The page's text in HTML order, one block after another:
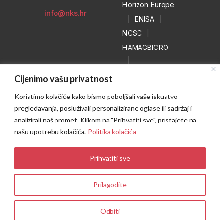
Cijenimo vašu privatnost
Koristimo kolačiće kako bismo poboljšali vaše iskustvo
pregledavanja, posluživali personalizirane oglase ili sadržaj i
analizirali naš promet. Klikom na "Prihvatiti sve", pristajete na
našu upotrebu kolačića. Politika kolačića
Prilagodite
Odbiti
Prihvatiti sve
info@nks.hr
Horizon Europe
ENISA
NCSC
HAMAGBICRO
NO MORE
RANSOM
| WEB HEROJ
Sva prava pridržana © 2025 CARNET